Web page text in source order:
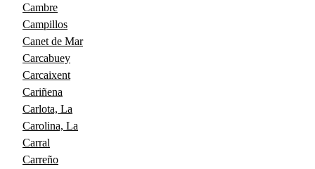
Cambre
Campillos
Canet de Mar
Carcabuey
Carcaixent
Cariñena
Carlota, La
Carolina, La
Carral
Carreño